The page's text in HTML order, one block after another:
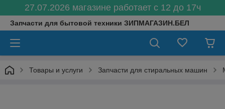
27.07.2026 магазине работает с 12 до 17ч
Запчасти для бытовой техники ЗИПМАГАЗИН.БЕЛ
Товары и услуги Запчасти для стиральных машин